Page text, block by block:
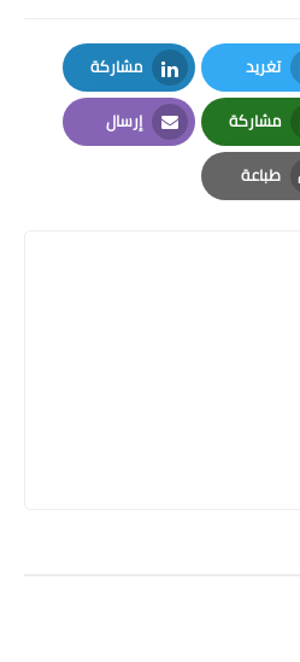
تغريد
Twitter
مشاركة
LinkedIn
مشاركة
Whatsapp
إرسال
Email
طباعة
Print